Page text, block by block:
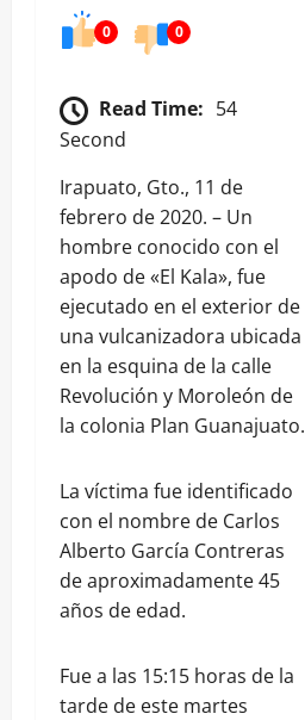
0 0
Read Time: 54
Second
Irapuato, Gto., 11 de
febrero de 2020. – Un
hombre conocido con el
apodo de «El Kala», fue
ejecutado en el exterior de
una vulcanizadora ubicada
en la esquina de la calle
Revolución y Moroleón de
la colonia Plan Guanajuato.
La víctima fue identificado
con el nombre de Carlos
Alberto García Contreras
de aproximadamente 45
años de edad.
Fue a las 15:15 horas de la
tarde de este martes